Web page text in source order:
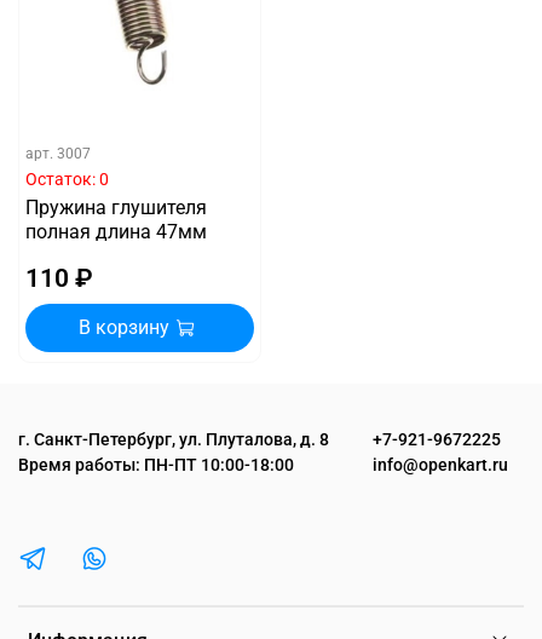
арт. 3007
Остаток: 0
Пружина глушителя
полная длина 47мм
110 ₽
В корзину
г. Санкт-Петербург, ул. Плуталова, д. 8
Время работы: ПН-ПТ 10:00-18:00
+7-921-9672225
info@openkart.ru